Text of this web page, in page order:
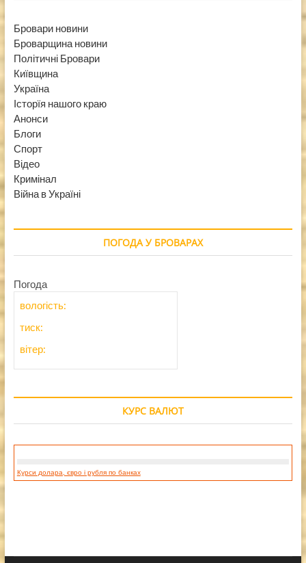
Бровари новини
Броварщина новини
Політичні Бровари
Київщина
Україна
Історїя нашого краю
Анонси
Блоги
Спорт
Відео
Кримінал
Війна в Україні
ПОГОДА У БРОВАРАХ
Погода
вологість:
тиск:
вітер:
КУРС ВАЛЮТ
Курси долара, євро і рубля по банках